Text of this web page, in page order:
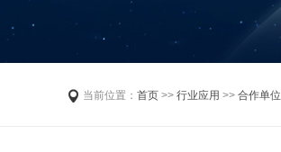
当前位置： 首页 >> 行业应用 >> 合作单位